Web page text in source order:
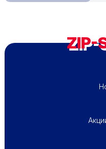
ZIP-
ПОДВАЛ - МЕНЮ 2